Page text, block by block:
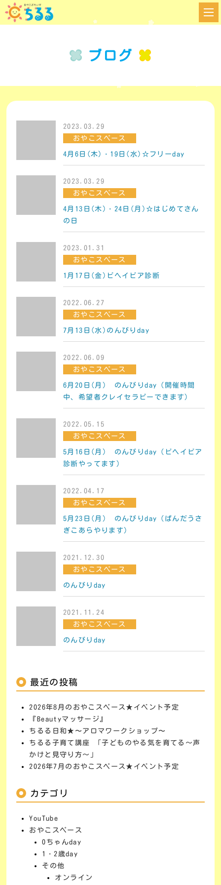
ブログ
2023.03.29
おやこスペース
4月6日(木)・19日(水)☆フリーday
2023.03.29
おやこスペース
4月13日(木)・24日(月)☆はじめてさん
の日
2023.01.31
おやこスペース
1月17日(金)ビヘイビア診断
2022.06.27
おやこスペース
7月13日(水)のんびりday
2022.06.09
おやこスペース
6月20日(月) のんびりday（開催時間
中、希望者クレイセラピーできます）
2022.05.15
おやこスペース
5月16日(月) のんびりday（ビヘイビア
診断やってます）
2022.04.17
おやこスペース
5月23日(月) のんびりday（ぱんだうさ
ぎこあらやります）
2021.12.30
おやこスペース
のんびりday
2021.11.24
おやこスペース
のんびりday
最近の投稿
2026年8月のおやこスペース★イベント予定
『Beautyマッサージ』
ちるる日和★〜アロマワークショップ〜
ちるる子育て講座 「子どものやる気を育てる～声
かけと見守り方～」
2026年7月のおやこスペース★イベント予定
カテゴリ
YouTube
おやこスペース
0ちゃんday
1・2歳day
その他
オンライン